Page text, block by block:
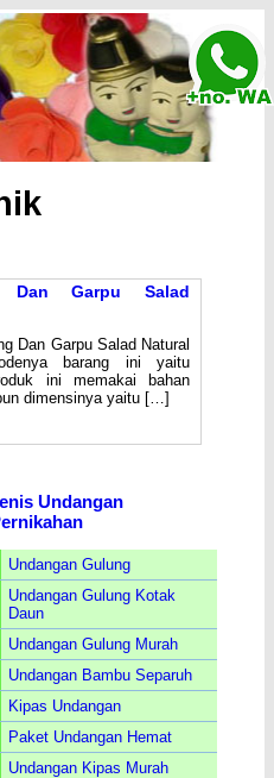
Dan Garpu Salad
Dan Garpu Salad Natural
barang ini yaitu
ini memakai bahan
dimensinya yaitu […]
Undangan
Undangan Gulung
Undangan Gulung Kotak
Daun
Undangan Gulung Murah
Undangan Bambu Separuh
Kipas Undangan
Paket Undangan Hemat
Undangan Kipas Murah